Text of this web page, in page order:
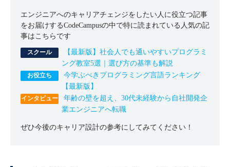
エンジニアへのキャリアチェンジをしたい人に役立つ記事
をお届けするCodeCampusの中で特に読まれている人気の記
事はこちらです
【最新版】社会人でも通いやすいプログラミ
ング教室5選｜選び方の基準も解説
今学ぶべきプログラミング言語ランキング
【最新版】
年齢の壁を超え、30代未経験から自社開発企
業エンジニアへ転職
ぜひ今後のキャリア設計の参考にしてみてください！